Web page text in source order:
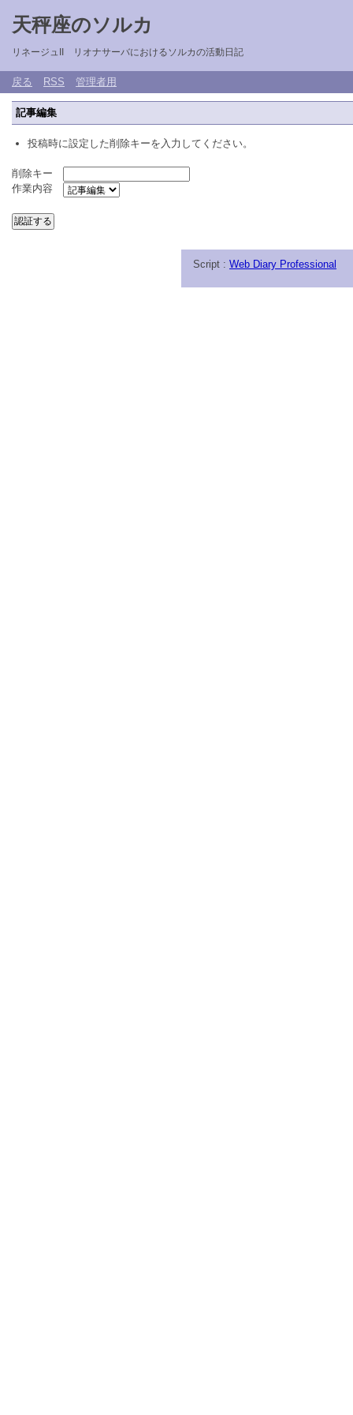
天秤座のソルカ
リネージュII リオナサーバにおけるソルカの活動日記
戻る RSS 管理者用
記事編集
投稿時に設定した削除キーを入力してください。
削除キー
作業内容
Script : Web Diary Professional